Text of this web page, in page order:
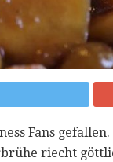
Fans
riecht